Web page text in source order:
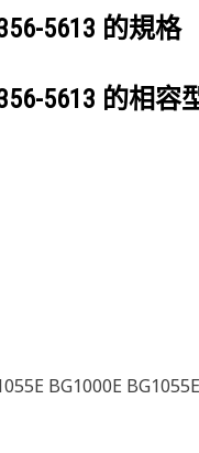
5613 的規格
5613 的相容
BG1000E BG1055E